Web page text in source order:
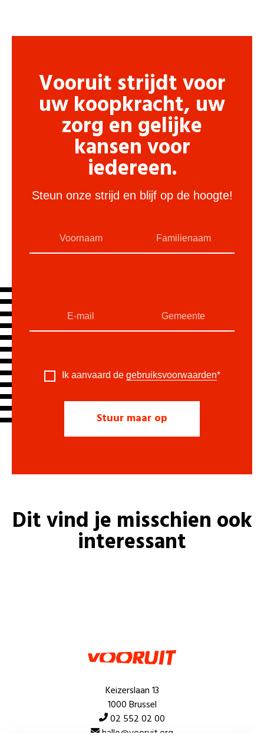
Vooruit strijdt voor
uw koopkracht, uw
zorg en gelijke
kansen voor
iedereen.
Steun onze strijd en blijf op de hoogte!
Ik aanvaard de gebruiksvoorwaarden*
Dit vind je misschien ook
interessant
Keizerslaan 13
1000 Brussel
02 552 02 00
hallo@vooruit.org